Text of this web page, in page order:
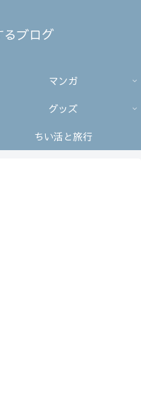
るブログ
マンガ
グッズ
ちい活と旅行